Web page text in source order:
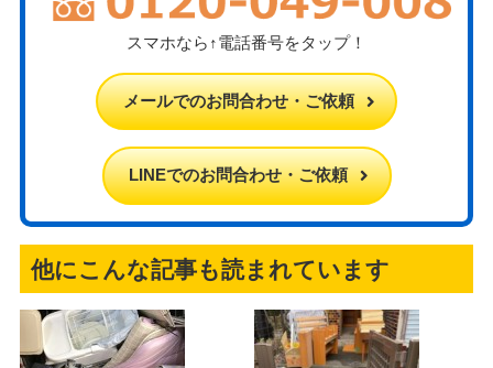
スマホなら↑電話番号をタップ！
メールでのお問合わせ・ご依頼
LINEでのお問合わせ・ご依頼
他にこんな記事も読まれています